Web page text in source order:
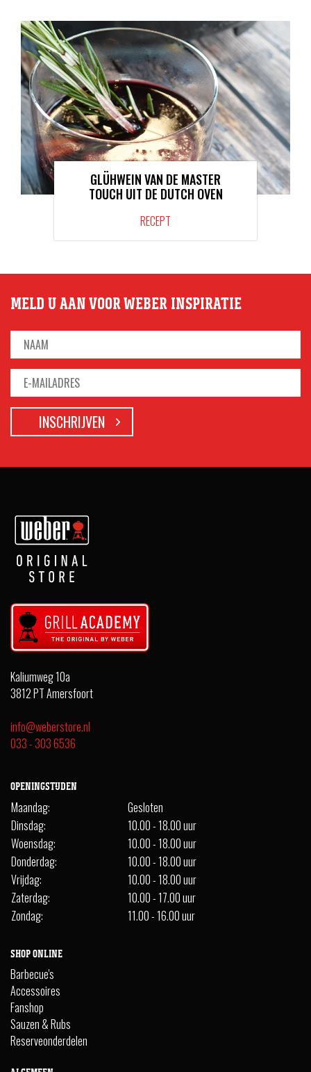
GLÜHWEIN VAN DE MASTER
TOUCH UIT DE DUTCH OVEN
RECEPT
MELD U AAN VOOR WEBER INSPIRATIE
Kaliumweg 10a
3812 PT Amersfoort
info@weberstore.nl
033 - 303 6536
OPENINGSTIJDEN
Maandag:
Gesloten
Dinsdag:
10.00 - 18.00 uur
Woensdag:
10.00 - 18.00 uur
Donderdag:
10.00 - 18.00 uur
Vrijdag:
10.00 - 18.00 uur
Zaterdag:
10.00 - 17.00 uur
Zondag:
11.00 - 16.00 uur
SHOP ONLINE
Barbecue's
Accessoires
Fanshop
Sauzen & Rubs
Reserveonderdelen